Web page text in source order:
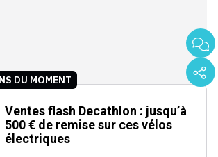
DU MOMENT
Ventes flash Decathlon : jusqu’à
500 € de remise sur ces vélos
électriques